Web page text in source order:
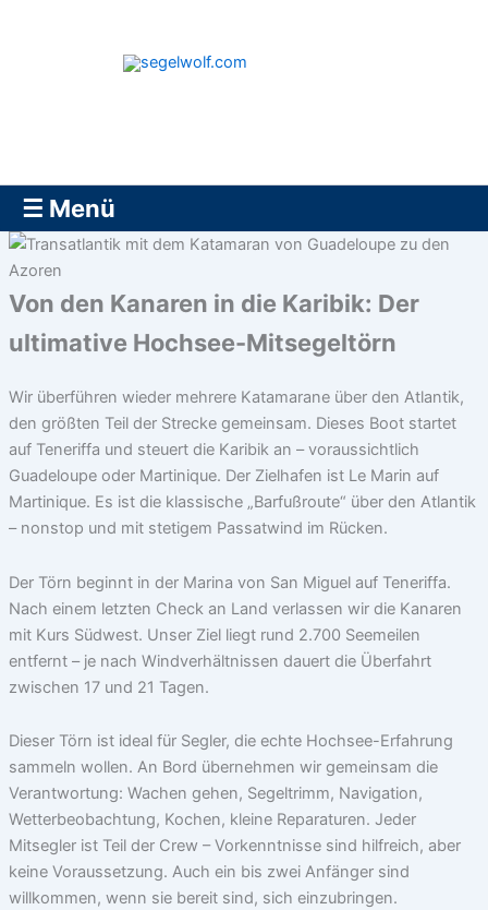
☰ Menü
Von den Kanaren in die Karibik: Der
ultimative Hochsee-Mitsegeltörn
Wir überführen wieder mehrere Katamarane über den Atlantik,
den größten Teil der Strecke gemeinsam. Dieses Boot startet
auf Teneriffa und steuert die Karibik an – voraussichtlich
Guadeloupe oder Martinique. Der Zielhafen ist Le Marin auf
Martinique. Es ist die klassische „Barfußroute“ über den Atlantik
– nonstop und mit stetigem Passatwind im Rücken.
Der Törn beginnt in der Marina von San Miguel auf Teneriffa.
Nach einem letzten Check an Land verlassen wir die Kanaren
mit Kurs Südwest. Unser Ziel liegt rund 2.700 Seemeilen
entfernt – je nach Windverhältnissen dauert die Überfahrt
zwischen 17 und 21 Tagen.
Dieser Törn ist ideal für Segler, die echte Hochsee-Erfahrung
sammeln wollen. An Bord übernehmen wir gemeinsam die
Verantwortung: Wachen gehen, Segeltrimm, Navigation,
Wetterbeobachtung, Kochen, kleine Reparaturen. Jeder
Mitsegler ist Teil der Crew – Vorkenntnisse sind hilfreich, aber
keine Voraussetzung. Auch ein bis zwei Anfänger sind
willkommen, wenn sie bereit sind, sich einzubringen.